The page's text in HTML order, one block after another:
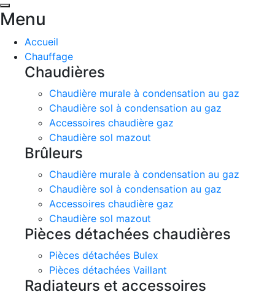
Menu
Accueil
Chauffage
Chaudières
Chaudière murale à condensation au gaz
Chaudière sol à condensation au gaz
Accessoires chaudière gaz
Chaudière sol mazout
Brûleurs
Chaudière murale à condensation au gaz
Chaudière sol à condensation au gaz
Accessoires chaudière gaz
Chaudière sol mazout
Pièces détachées chaudières
Pièces détachées Bulex
Pièces détachées Vaillant
Radiateurs et accessoires